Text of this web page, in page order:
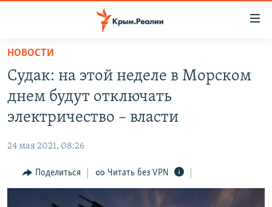
Вернуться
основному
содержанию
главной
Вернутся
СПЕЦПРОЕКТЫ
11 ЛЕТ ОККУПАЦИИ КРЫМА. 11 ИСТОРИЙ СОПРОТИВЛЕНИЯ
ЕЩЕ
ИНТЕРАКТИВ
РАДІО СВОБОДА
КАК ОБОЙТИ БЛОКИРОВКУ
НОВОСТИ
Судак: на этой неделе в Морском
днем будут отключать
электричество – власти
24 мая 2021, 08:26
Поделиться Читать без VPN